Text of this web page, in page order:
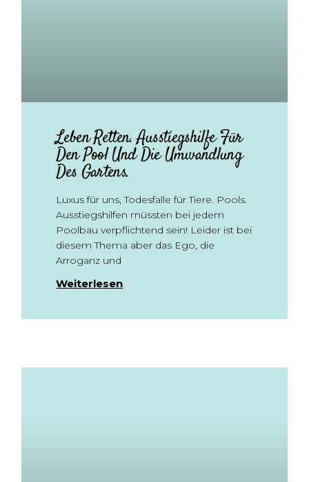
Leben Retten. Ausstiegshilfe Für
Den Pool Und Die Umwandlung
Des Gartens.
Luxus für uns, Todesfalle für Tiere. Pools.
Ausstiegshilfen müssten bei jedem
Poolbau verpflichtend sein! Leider ist bei
diesem Thema aber das Ego, die
Arroganz und
Weiterlesen